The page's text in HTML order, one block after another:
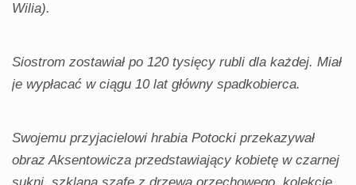
Wilia).
Siostrom zostawiał po 120 tysięcy rubli dla każdej. Miał
je wypłacać w ciągu 10 lat główny spadkobierca.
Swojemu przyjacielowi hrabia Potocki przekazywał
obraz Aksentowicza przedstawiający kobietę w czarnej